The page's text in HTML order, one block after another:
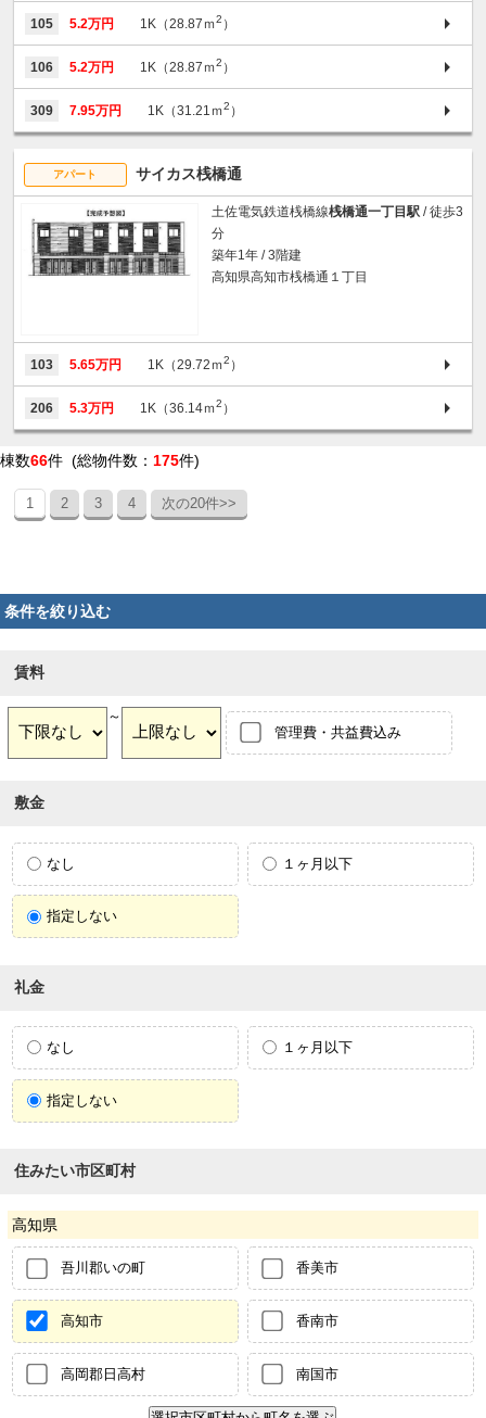
105 5.2万円 1K（28.87ｍ2 ）
106 5.2万円 1K（28.87ｍ2 ）
309 7.95万円 1K（31.21ｍ2 ）
アパート サイカス桟橋通
土佐電気鉄道桟橋線桟橋通一丁目駅 / 徒歩3
分
築年1年 / 3階建
高知県高知市桟橋通１丁目
103 5.65万円 1K（29.72ｍ2 ）
206 5.3万円 1K（36.14ｍ2 ）
棟数66件 (総物件数： 175件)
1 2 3 4 次の20件>>
条件を絞り込む
賃料
～
管理費・共益費込み
敷金
なし １ヶ月以下
指定しない
礼金
なし １ヶ月以下
指定しない
住みたい市区町村
高知県
吾川郡いの町 香美市
高知市 香南市
高岡郡日高村 南国市